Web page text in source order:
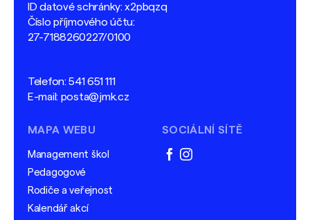
ID datové schránky: x2pbqzq
Číslo příjmového účtu:
27-7188260227/0100
Telefon:541 651 111
E-mail: posta@jmk.cz
MAPA WEBU
Management škol
Pedagogové
Rodiče a veřejnost
Kalendář akcí
SOCIÁLNÍ SÍTĚ
facebook
instagram